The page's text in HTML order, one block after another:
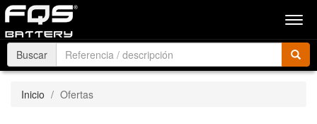
Buscar
Inicio Ofertas